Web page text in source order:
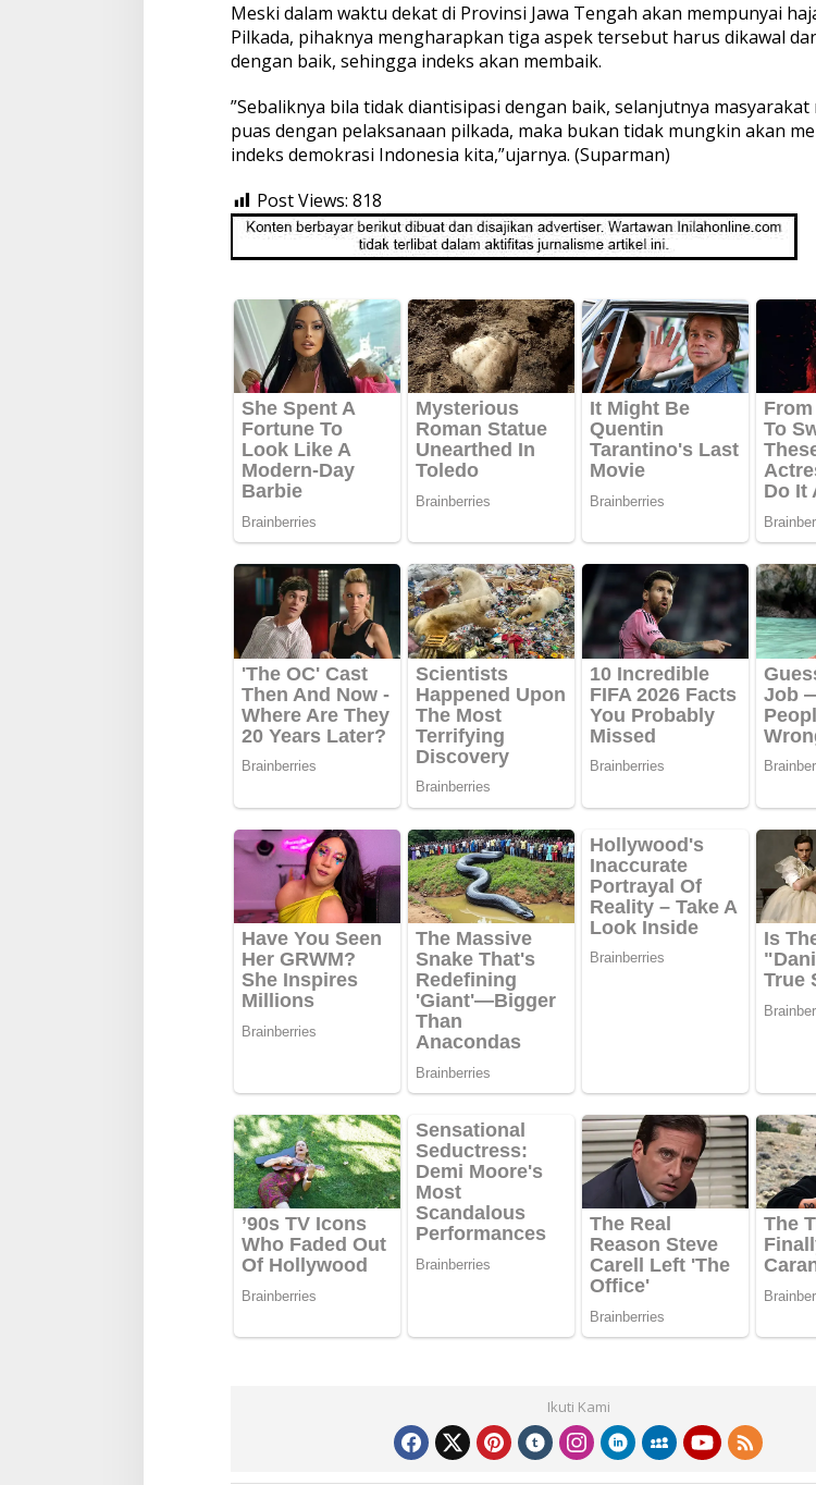
Meski dalam waktu dekat di Provinsi Jawa Tengah akan mempunyai
Pilkada, pihaknya mengharapkan tiga aspek tersebut harus dikawal
dengan baik, sehingga indeks akan membaik.
”Sebaliknya bila tidak diantisipasi dengan baik, selanjutnya masyarakat
puas dengan pelaksanaan pilkada, maka bukan tidak mungkin akan
indeks demokrasi Indonesia kita,”ujarnya. (Suparman)
Post Views: 818
Ikuti Kami